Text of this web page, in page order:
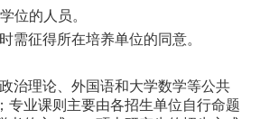
位的人员。
需征得所在培养单位的同意。
治理论、外国语和大学数学等公共
专业课则主要由各招生单位自行命题